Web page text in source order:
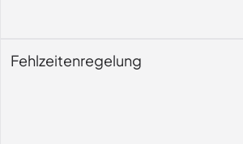
Fehlzeitenregelung